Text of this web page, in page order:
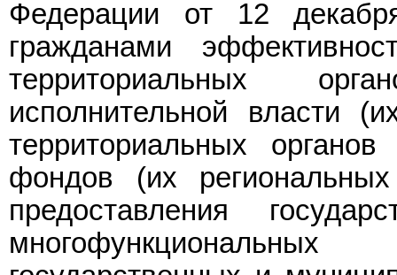
Федерации от 12
гражданами
территориальных
исполнительной власти
территориальных
фондов (их
предоставления